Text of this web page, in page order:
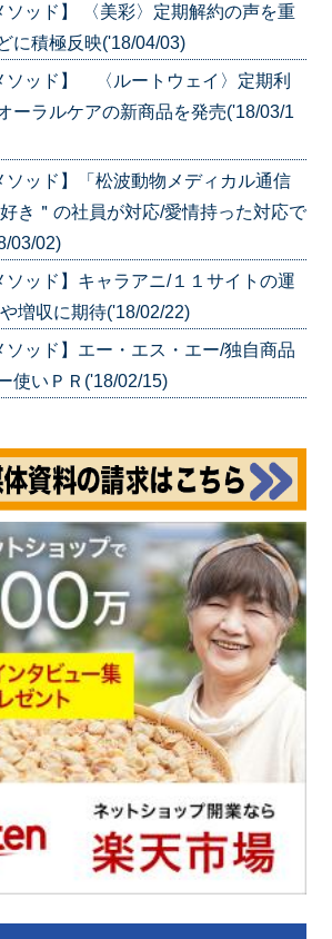
ソッド】 〈美彩〉定期解約の声を重
に積極反映('18/04/03)
ソッド】 〈ルートウェイ〉定期利
ーラルケアの新商品を発売('18/03/1
ソッド】「松波動物メディカル通信
き＂の社員が対応/愛情持った対応で
03/02)
ソッド】キャラアニ/１１サイトの運
増収に期待('18/02/22)
ソッド】エー・エス・エー/独自商品
使いＰＲ('18/02/15)